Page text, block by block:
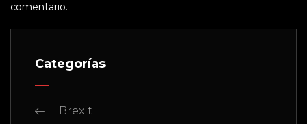
comentario.
Categorías
Brexit